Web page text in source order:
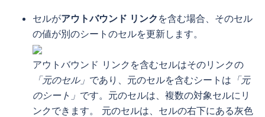
セルがアウトバウンド リンク を含む場合、そのセル
の値が別のシートのセルを更新します。
アウトバウンド リンクを含むセルはそのリンクの
「元のセル」 であり、元のセルを含むシートは 「元
のシート」 です。元のセルは、複数の対象セルにリ
ンクできます。 元のセルは、セルの右下にある灰色